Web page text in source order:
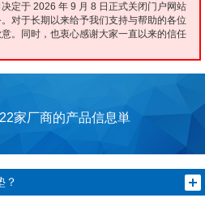
定于 2026 年 9 月 8 日正式关闭门户网站
对于长期以来给予我们支持与帮助的各位
。同时，也衷心感谢大家一直以来的信任
家厂商的产品信息単
？